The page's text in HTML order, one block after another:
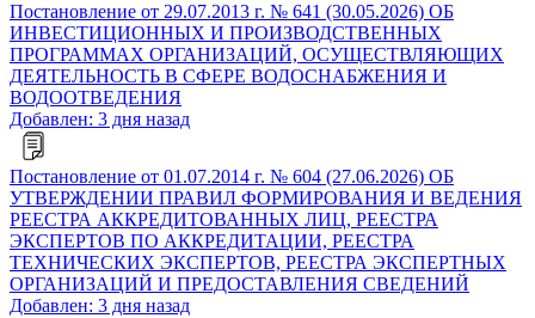
Постановление от 29.07.2013 г. № 641 (30.05.2026) ОБ
ИНВЕСТИЦИОННЫХ И ПРОИЗВОДСТВЕННЫХ
ПРОГРАММАХ ОРГАНИЗАЦИЙ, ОСУЩЕСТВЛЯЮЩИХ
ДЕЯТЕЛЬНОСТЬ В СФЕРЕ ВОДОСНАБЖЕНИЯ И
ВОДООТВЕДЕНИЯ
Добавлен: 3 дня назад
Постановление от 01.07.2014 г. № 604 (27.06.2026) ОБ
УТВЕРЖДЕНИИ ПРАВИЛ ФОРМИРОВАНИЯ И ВЕДЕНИЯ
РЕЕСТРА АККРЕДИТОВАННЫХ ЛИЦ, РЕЕСТРА
ЭКСПЕРТОВ ПО АККРЕДИТАЦИИ, РЕЕСТРА
ТЕХНИЧЕСКИХ ЭКСПЕРТОВ, РЕЕСТРА ЭКСПЕРТНЫХ
ОРГАНИЗАЦИЙ И ПРЕДОСТАВЛЕНИЯ СВЕДЕНИЙ
Добавлен: 3 дня назад